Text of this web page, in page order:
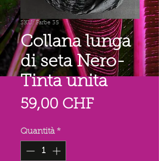
SKU: Farbe 35
Collana lunga
di seta Nero-
Tinta unita
59,00 CHFPrezzo
Quantità *